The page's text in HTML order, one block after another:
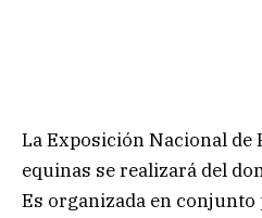
La Exposición Nacional de
equinas se realizará del
Es organizada en conjunto